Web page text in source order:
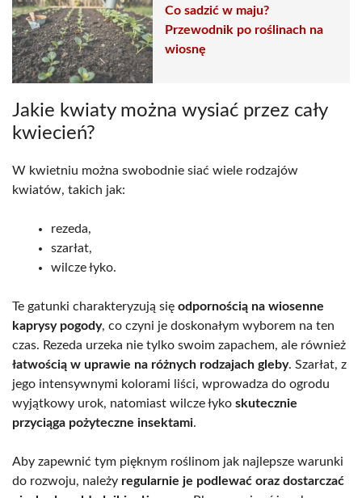
Co sadzić w maju?
Przewodnik po roślinach na
wiosnę
Jakie kwiaty można wysiać przez cały
kwiecień?
W kwietniu można swobodnie siać wiele rodzajów
kwiatów, takich jak:
rezeda,
szarłat,
wilcze łyko.
Te gatunki charakteryzują się odpornością na wiosenne
kaprysy pogody, co czyni je doskonałym wyborem na ten
czas. Rezeda urzeka nie tylko swoim zapachem, ale również
łatwością w uprawie na różnych rodzajach gleby. Szarłat, z
jego intensywnymi kolorami liści, wprowadza do ogrodu
wyjątkowy urok, natomiast wilcze łyko skutecznie
przyciąga pożyteczne insektami.
Aby zapewnić tym pięknym roślinom jak najlepsze warunki
do rozwoju, należy regularnie je podlewać oraz dostarczać